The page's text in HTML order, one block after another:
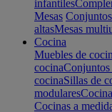
infantiles
Mesas
altasMesas
Cocina
Muebles de
cocinaConjuntos
cocinaSillas de
modulares
Cocinas a